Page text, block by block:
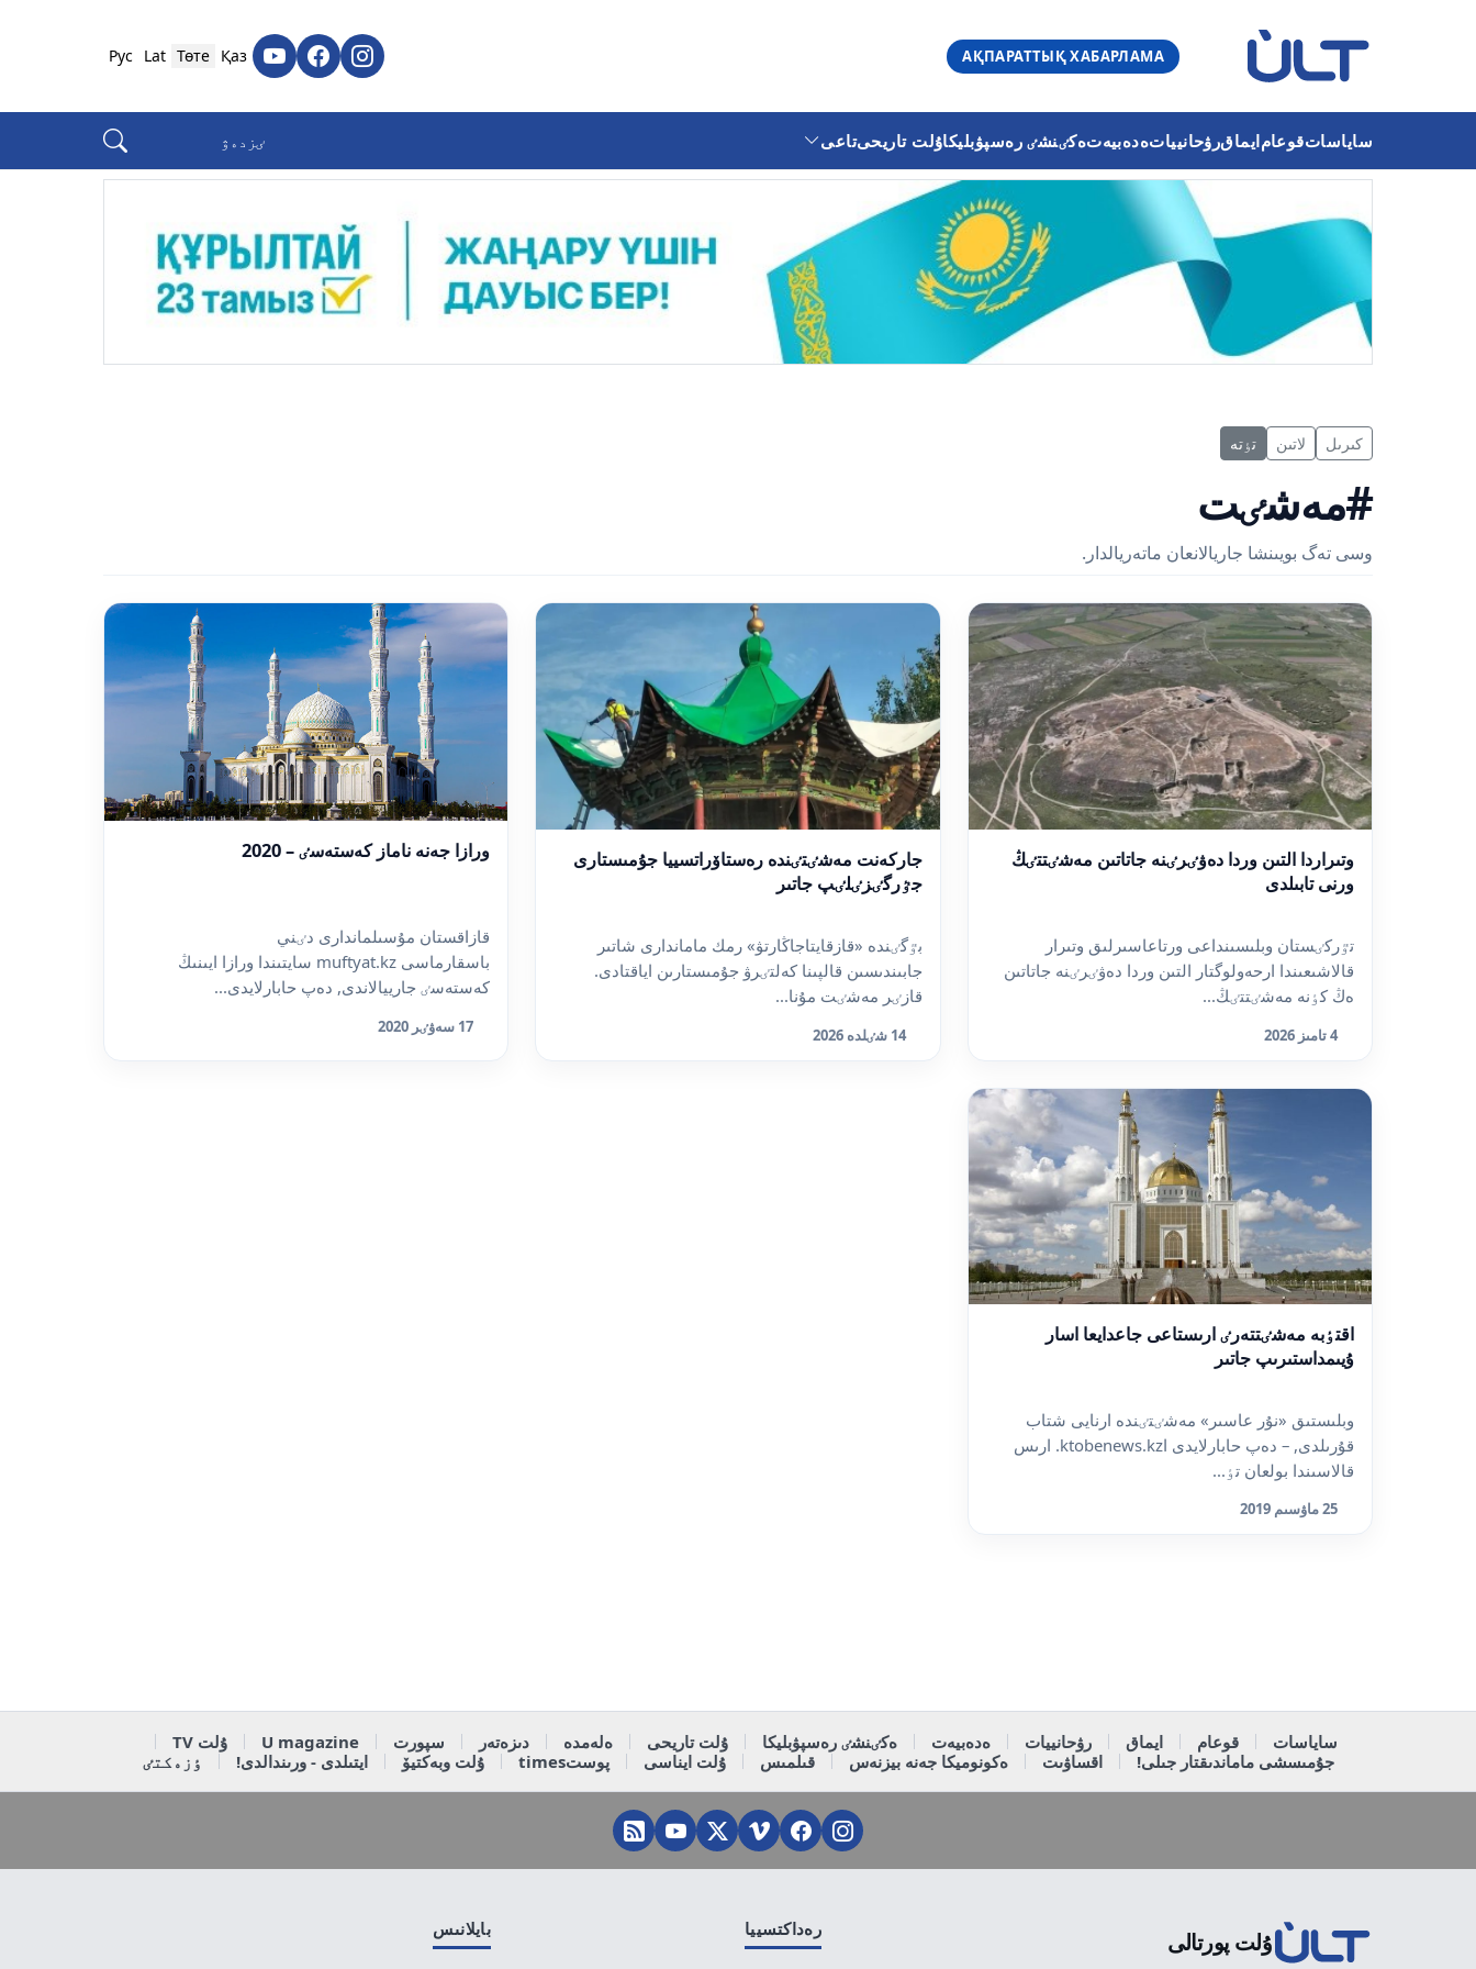
АҚПАРАТТЫҚ ХАБАРЛАМА
Қаз
Төте
Lat
Рус
ساياساتقوعامايماقرۋحانيياتەدەبيەتەكٸنشٸ رەسپۋبليكاۇلت تاريحىتاعى
كىرىل لاتىن تٶتە
#مەشٸت
وسى تەگ بويىنشا جاريالانعان ماتەريالدار.
وتىراردا التىن وردا دەۋٸرٸنە جاتاتىن مەشٸتتٸڭ
ورنى تابىلدى
تٷركٸستان وبلىسىنداعى ورتاعاسىرلىق وتىرار
قالاشىعىندا ارحەولوگتار التىن وردا دەۋٸرٸنە جاتاتىن
ەڭ كٶنە مەشٸتتٸڭ...
4 تامىز 2026
جاركەنت مەشٸتٸندە رەستاۆراتسييا جۇمىستارى
جٷرگٸزٸلٸپ جاتىر
بٷگٸندە «قازقايتاجاڭارتۋ» رمك ماماندارى شاتىر
جابىندىسىن قالپىنا كەلتٸرۋ جۇمىستارىن اياقتادى.
قازٸر مەشٸت مۇنا...
14 شٸلدە 2026
ورازا جەنە ناماز كەستەسٸ – 2020
قازاقستان مۇسىلماندارى دٸني
باسقارماسى muftyat.kz سايتىندا ورازا ايىنىڭ
كەستەسٸ جارييالاندى, دەپ حابارلايدى...
17 سەۋٸر 2020
اقتٶبە مەشٸتتەرٸ ارىستاعى جاعدايعا اسار
ۇيىمداستىرىپ جاتىر
وبلىستىق «نۇر عاسىر» مەشٸتٸندە ارنايى شتاب
قۇرىلدى, – دەپ حابارلايدى اktobenews.kz. ارىس
قالاسىندا بولعان تٶ...
25 ماۋسىم 2019
ساياسات قوعام ايماق رۋحانييات ەدەبيەت ەكٸنشٸ رەسپۋبليكا ۇلت تاريحى ەلەمدە دىزەتەر سپورت U magazine
ۇلت TV
جۇمىسشى ماماندىقتار جىلى!
اقساۋىت ەكونوميكا جەنە بيزنەس قىلمىس ۇلت ايناسى پوستtimes ۇلت وبەكتيۆ ايتىلدى - ورىندالدى! ٶزەكتٸ
ۇلت پورتالى رەداكتسييا بايلانىس